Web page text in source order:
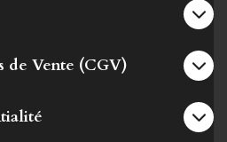
de Vente (CGV)